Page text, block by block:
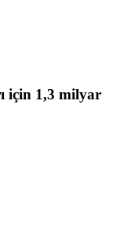
için 1,3 milyar